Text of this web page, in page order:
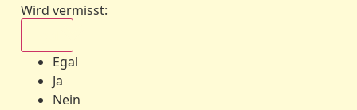
Wird vermisst:
Egal
Ja
Nein